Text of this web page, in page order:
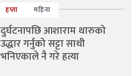
हप्ता महिना
दुर्घटनापछि आशाराम थारुको
उद्धार गर्नुको सट्टा साथी
भनिएकाले नै गरे हत्या